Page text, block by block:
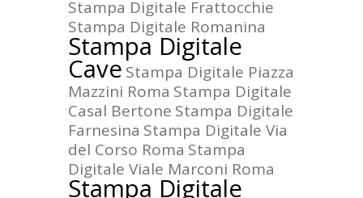
Stampa Digitale Frattocchie
Stampa Digitale Romanina
Stampa Digitale
Cave Stampa Digitale Piazza
Mazzini Roma Stampa Digitale
Casal Bertone Stampa Digitale
Farnesina Stampa Digitale Via
del Corso Roma Stampa
Digitale Viale Marconi Roma
Stampa Digitale